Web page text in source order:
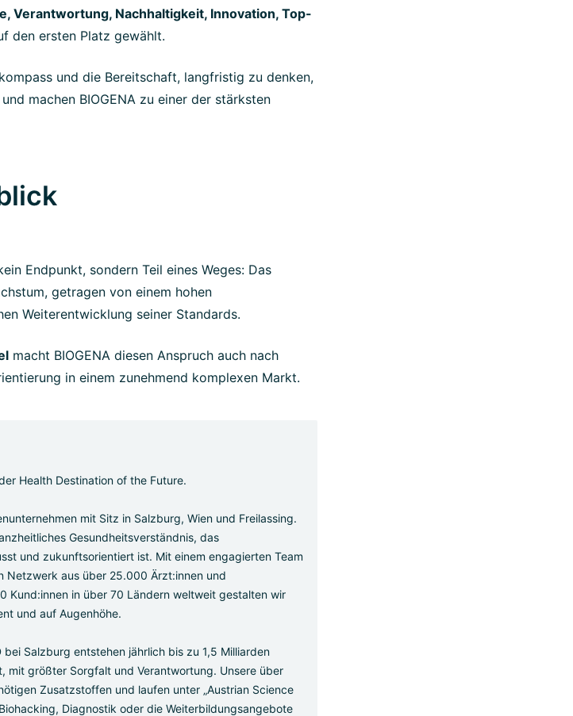
Verantwortung, Nachhaltigkeit, Innovation, Top-
den ersten Platz gewählt.
und die Bereitschaft, langfristig zu denken,
machen BIOGENA zu einer der stärksten
Endpunkt, sondern Teil eines Weges: Das
getragen von einem hohen
Weiterentwicklung seiner Standards.
macht BIOGENA diesen Anspruch auch nach
in einem zunehmend komplexen Markt.
Health Destination of the Future.
mit Sitz in Salzburg, Wien und Freilassing.
Gesundheitsverständnis, das
und zukunftsorientiert ist. Mit einem engagierten Team
Netzwerk aus über 25.000 Ärzt:innen und
Kund:innen in über 70 Ländern weltweit gestalten wir
und auf Augenhöhe.
bei Salzburg entstehen jährlich bis zu 1,5 Milliarden
mit größter Sorgfalt und Verantwortung. Unsere über
Zusatzstoffen und laufen unter „Austrian Science
Diagnostik oder die Weiterbildungsangebote